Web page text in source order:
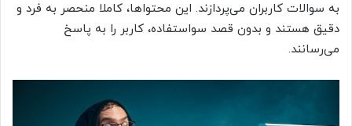
به سوالات کاربران می‌پردازند. این محتواها، کاملا منحصر به فرد و
دقیق هستند و بدون قصد سواستفاده، کاربر را به پاسخ
می‌رسانند.